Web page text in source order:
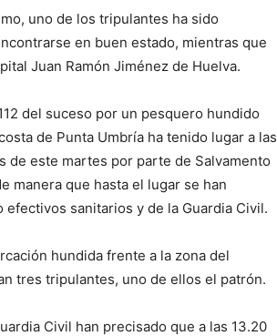
uno de los tripulantes ha sido
en buen estado, mientras que
Juan Ramón Jiménez de Huelva.
del suceso por un pesquero hundido
de Punta Umbría ha tenido lugar a las
de este martes por parte de Salvamento
manera que hasta el lugar se han
efectivos sanitarios y de la Guardia Civil.
hundida frente a la zona del
tres tripulantes, uno de ellos el patrón.
Civil han precisado que a las 13.20